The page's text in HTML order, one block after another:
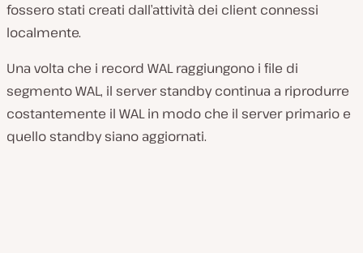
fossero stati creati dall’attività dei client connessi
localmente.
Una volta che i record WAL raggiungono i file di
segmento WAL, il server standby continua a riprodurre
costantemente il WAL in modo che il server primario e
quello standby siano aggiornati.